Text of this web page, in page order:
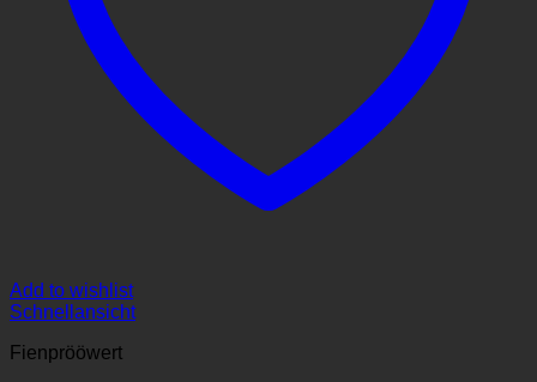
Add to wishlist
Schnellansicht
Fienprööwert